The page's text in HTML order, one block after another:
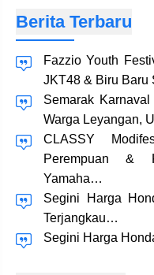
Berita Terbaru
Fazzio Youth
JKT48 & Biru
Semarak
Warga Leyangan,
CLASSY
Perempuan &
Yamaha…
Segini Harga
Terjangkau…
Segini Harga